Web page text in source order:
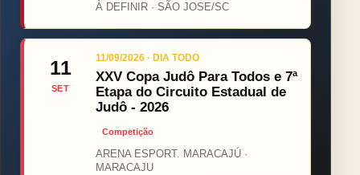
À DEFINIR · SÃO JOSE/SC
11
SET
11/09/2026 · DIA TODO
XXV Copa Judô Para Todos e 7ª
Etapa do Circuito Estadual de
Judô - 2026
Competição
ARENA ESPORT. MARACAJÚ ·
MARACAJU